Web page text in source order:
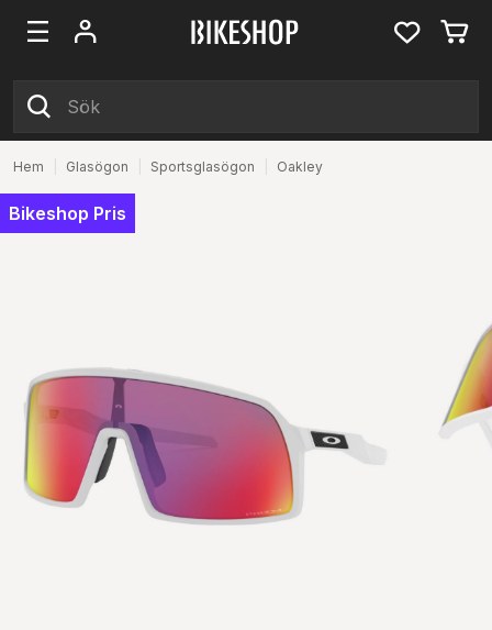
Hem Glasögon Sportsglasögon Oakley
Bikeshop Pris